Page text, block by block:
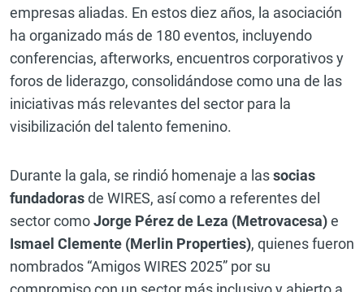
empresas aliadas. En estos diez años, la asociación
ha organizado más de 180 eventos, incluyendo
conferencias, afterworks, encuentros corporativos y
foros de liderazgo, consolidándose como una de las
iniciativas más relevantes del sector para la
visibilización del talento femenino.
Durante la gala, se rindió homenaje a lassocias
fundadorasde WIRES, así como a referentes del
sector comoJorge Pérez de Leza (Metrovacesa)e
Ismael Clemente (Merlin Properties), quienes fueron
nombrados “Amigos WIRES 2025” por su